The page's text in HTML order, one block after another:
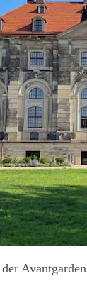
Avantgarden